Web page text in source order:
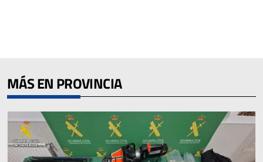
MÁS EN PROVINCIA